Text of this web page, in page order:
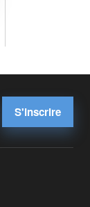
S'inscrire